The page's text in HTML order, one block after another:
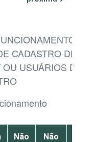
CADASTRO DE
USUÁRIOS DE
Não
Não